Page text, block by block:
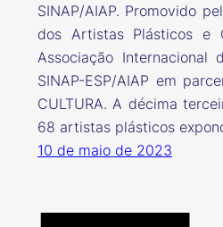
SINAP/AIAP. Promovido
dos Artistas Plásticos e
Associação Internacional
SINAP-ESP/AIAP em
CULTURA. A décima
68 artistas plásticos
10 de maio de 2023